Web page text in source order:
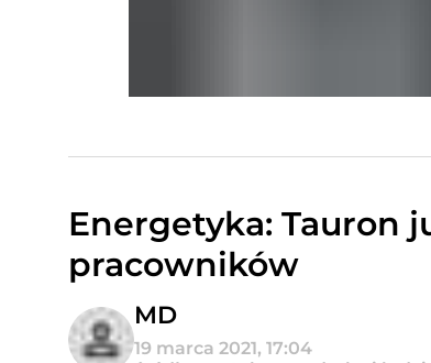
Energetyka: Tauron
pracowników
MD
19 marca 2021, 17:04